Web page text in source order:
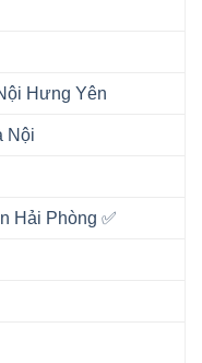
Hưng Yên
Nội
Hải Phòng ✅